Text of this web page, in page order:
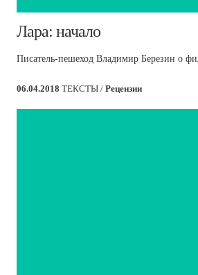
​Лара: начало
Писатель-пешеход Владимир Березин о
06.04.2018 ТЕКСТЫ / Рецензии